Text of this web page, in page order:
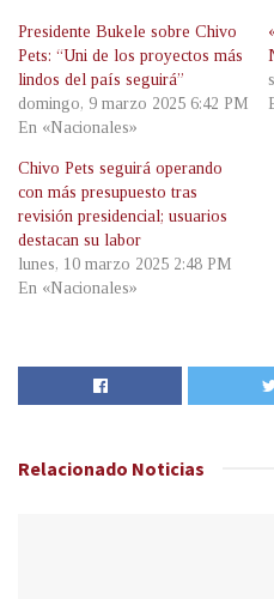
Presidente Bukele sobre Chivo
Pets: “Uni de los proyectos más
lindos del país seguirá”
domingo, 9 marzo 2025 6:42 PM
En «Nacionales»
Chivo Pets seguirá operando
con más presupuesto tras
revisión presidencial; usuarios
destacan su labor
lunes, 10 marzo 2025 2:48 PM
En «Nacionales»
Relacionado Noticias